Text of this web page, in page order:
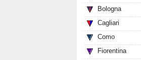
Bologna
Cagliari
Como
Fiorentina